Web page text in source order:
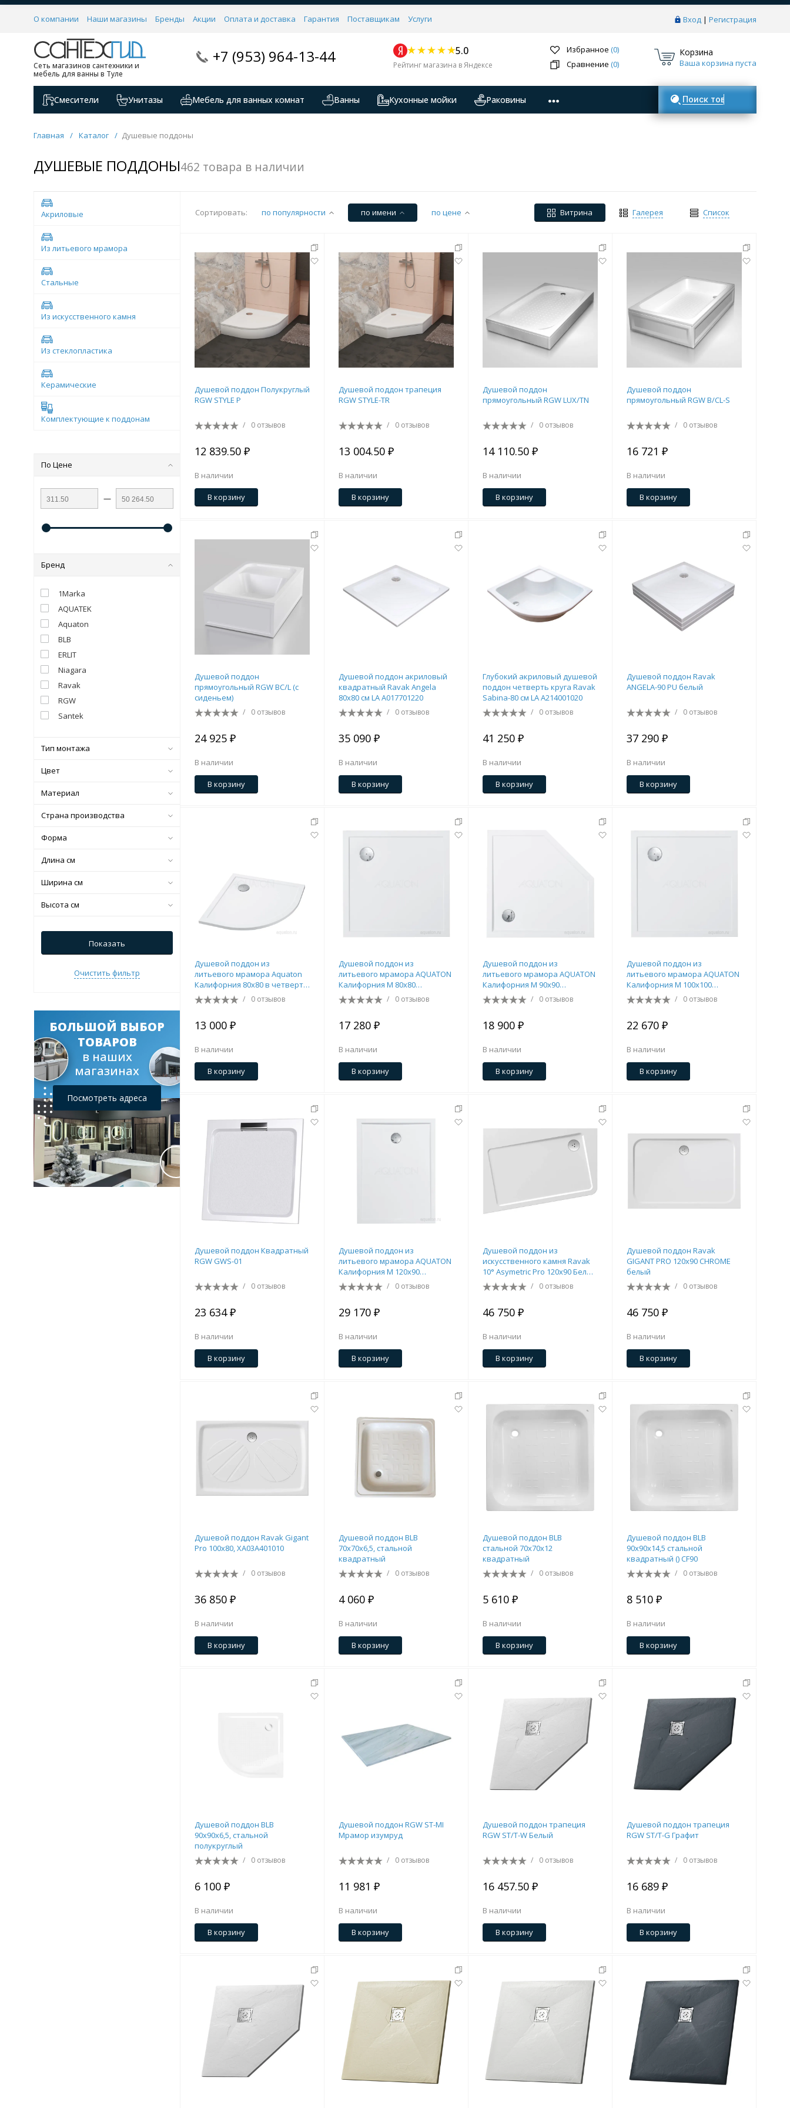
Вход | Регистрация
О компании Наши магазины Бренды Акции Оплата и доставка Гарантия Поставщикам Услуги
Сеть магазинов сантехники и
мебель для ванны в Туле
+7 (953) 964-13-44 5.0
Рейтинг магазина в Яндексе
Избранное (0)
Сравнение (0)
Корзина
Ваша корзина пуста
Смесители Унитазы Мебель для ванных комнат Ванны Кухонные мойки Раковины Поиск товаров
Главная / Каталог / Душевые поддоны
ДУШЕВЫЕ ПОДДОНЫ462 товара в наличии
Акриловые
Из литьевого мрамора
Стальные
Из искусственного камня
Из стеклопластика
Керамические
Комплектующие к поддонам
По Цене
—
Бренд
1Marka
AQUATEK
Aquaton
BLB
ERLIT
Niagara
Ravak
RGW
Santek
Тип монтажа
Цвет
Материал
Страна производства
Форма
Длина см
Ширина см
Высота см
Показать
Очистить фильтр
БОЛЬШОЙ ВЫБОР
ТОВАРОВ
в наших
магазинах
Посмотреть адреса
Список
Галерея
Витрина
Сортировать: по популярности по имени по цене
Душевой поддон Полукруглый
RGW STYLE P
/ 0 отзывов
12 839.50 ₽
В наличии
В корзину
Душевой поддон трапеция
RGW STYLE-TR
/ 0 отзывов
13 004.50 ₽
В наличии
В корзину
Душевой поддон
прямоугольный RGW LUX/TN
/ 0 отзывов
14 110.50 ₽
В наличии
В корзину
Душевой поддон
прямоугольный RGW B/CL-S
/ 0 отзывов
16 721 ₽
В наличии
В корзину
Душевой поддон
прямоугольный RGW BC/L (с
сиденьем)
/ 0 отзывов
24 925 ₽
В наличии
В корзину
Душевой поддон акриловый
квадратный Ravak Angela
80х80 см LA A017701220
/ 0 отзывов
35 090 ₽
В наличии
В корзину
Глубокий акриловый душевой
поддон четверть круга Ravak
Sabina-80 см LA A214001020
/ 0 отзывов
41 250 ₽
В наличии
В корзину
Душевой поддон Ravak
ANGELA-90 PU белый
/ 0 отзывов
37 290 ₽
В наличии
В корзину
Душевой поддон из
литьевого мрамора Aquaton
Калифорния 80x80 в четверть
круга белый 1A713936CA010
/ 0 отзывов
13 000 ₽
В наличии
В корзину
Душевой поддон из
литьевого мрамора AQUATON
Калифорния М 80х80
квадратный белый
1A739936CA010
/ 0 отзывов
17 280 ₽
В наличии
В корзину
Душевой поддон из
литьевого мрамора AQUATON
Калифорния М 90х90
пятиугольный белый
1A739736CA010
/ 0 отзывов
18 900 ₽
В наличии
В корзину
Душевой поддон из
литьевого мрамора AQUATON
Калифорния М 100х100
квадратный белый
1A739636CA010
/ 0 отзывов
22 670 ₽
В наличии
В корзину
Душевой поддон Квадратный
RGW GWS-01
/ 0 отзывов
23 634 ₽
В наличии
В корзину
Душевой поддон из
литьевого мрамора AQUATON
Калифорния М 120х90
прямоугольный белый
1A737736CA010
/ 0 отзывов
29 170 ₽
В наличии
В корзину
Душевой поддон из
искусственного камня Ravak
10° Asymetric Pro 120x90 Белый
() XA25G70101L/ 0 отзывов
46 750 ₽
В наличии
В корзину
Душевой поддон Ravak
GIGANT PRO 120х90 CHROME
белый
/ 0 отзывов
46 750 ₽
В наличии
В корзину
Душевой поддон Ravak Gigant
Pro 100x80, XA03A401010
/ 0 отзывов
36 850 ₽
В наличии
В корзину
Душевой поддон BLB
70х70х6,5, стальной
квадратный
/ 0 отзывов
4 060 ₽
В наличии
В корзину
Душевой поддон BLB
стальной 70х70х12
квадратный
/ 0 отзывов
5 610 ₽
В наличии
В корзину
Душевой поддон BLB
90х90х14,5 стальной
квадратный () CF90
/ 0 отзывов
8 510 ₽
В наличии
В корзину
Душевой поддон BLB
90х90х6,5, стальной
полукруглый
/ 0 отзывов
6 100 ₽
В наличии
В корзину
Душевой поддон RGW ST-MI
Мрамор изумруд
/ 0 отзывов
11 981 ₽
В наличии
В корзину
Душевой поддон трапеция
RGW ST/T-W Белый
/ 0 отзывов
16 457.50 ₽
В наличии
В корзину
Душевой поддон трапеция
RGW ST/T-G Графит
/ 0 отзывов
16 689 ₽
В наличии
В корзину